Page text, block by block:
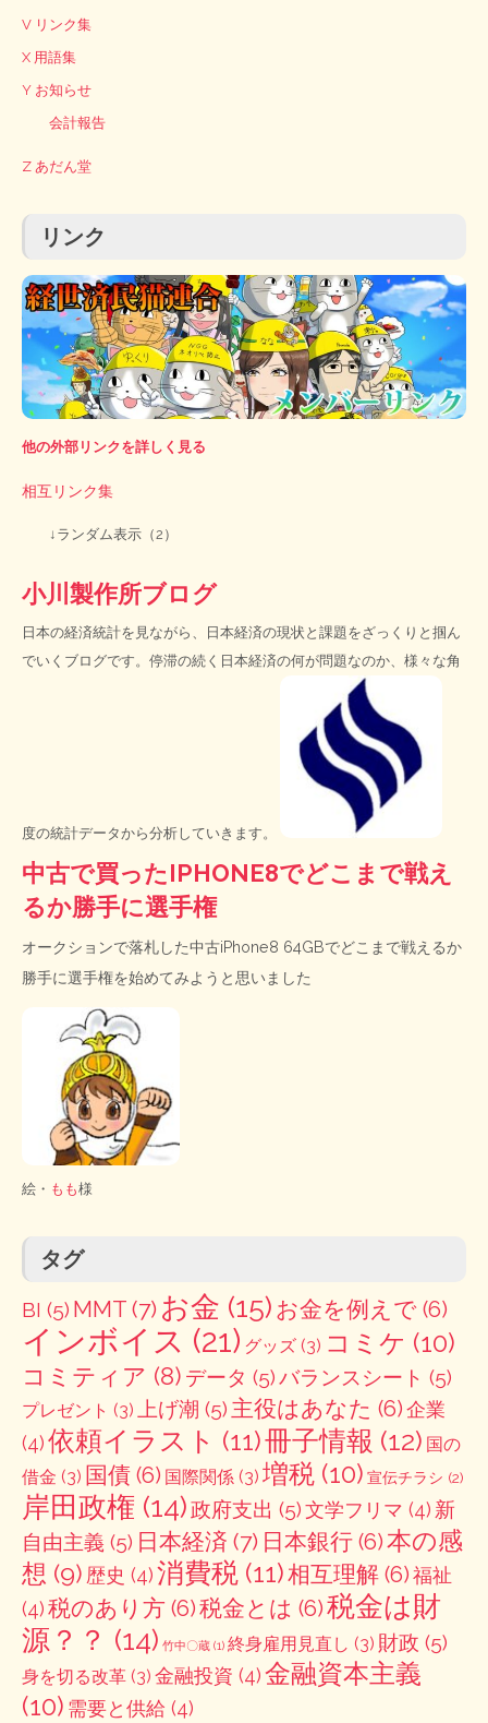
V リンク集
X 用語集
Y お知らせ
会計報告
Z あだん堂
リンク
他の外部リンクを詳しく見る
相互リンク集
↓ランダム表示（2）
小川製作所ブログ
日本の経済統計を見ながら、日本経済の現状と課題をざっくりと掴ん
でいくブログです。停滞の続く日本経済の何が問題なのか、様々な角
度の統計データから分析していきます。
中古で買ったIPHONE8でどこまで戦え
るか勝手に選手権
オークションで落札した中古iPhone8 64GBでどこまで戦えるか
勝手に選手権を始めてみようと思いました
絵・ もも様
タグ
BI (5) MMT (7) お金 (15) お金を例えで (6)
インボイス (21) グッズ (3) コミケ (10)
コミティア (8) データ (5)バランスシート (5)
プレゼント (3) 上げ潮 (5) 主役はあなた (6)企業
(4)依頼イラスト (11)冊子情報 (12) 国の
借金 (3) 国債 (6) 国際関係 (3) 増税 (10) 宣伝チラシ (2)
岸田政権 (14)政府支出 (5)文学フリマ (4) 新
自由主義 (5) 日本経済 (7) 日本銀行 (6)本の感
想 (9) 歴史 (4)消費税 (11)相互理解 (6)福祉
(4)税のあり方 (6)税金とは (6)税金は財
源？？ (14) 竹中〇蔵 (1) 終身雇用見直し (3) 財政 (5)
身を切る改革 (3) 金融投資 (4)金融資本主義
(10) 需要と供給 (4)